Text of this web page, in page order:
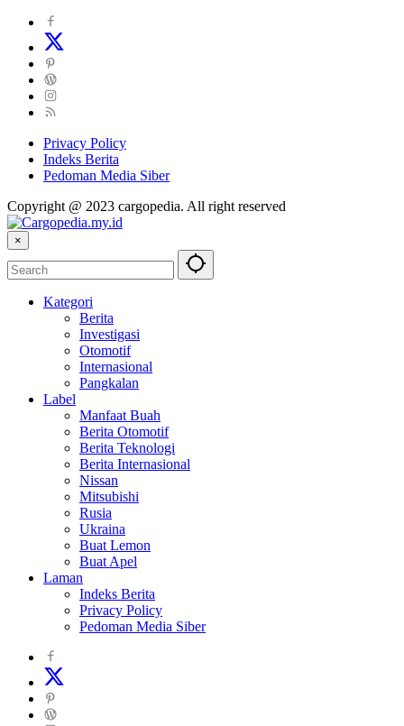
Privacy Policy
Indeks Berita
Pedoman Media Siber
Copyright @ 2023 cargopedia. All right reserved
×
Kategori
Berita
Investigasi
Otomotif
Internasional
Pangkalan
Label
Manfaat Buah
Berita Otomotif
Berita Teknologi
Berita Internasional
Nissan
Mitsubishi
Rusia
Ukraina
Buat Lemon
Buat Apel
Laman
Indeks Berita
Privacy Policy
Pedoman Media Siber